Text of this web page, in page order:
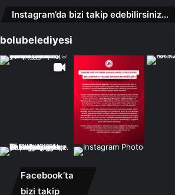
Instagram’da bizi takip edebilirsiniz…
bolubelediyesi
Facebook’ta
bizi takip